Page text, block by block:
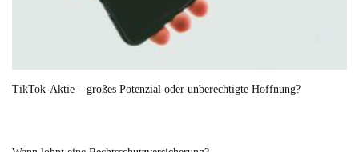
TikTok-Aktie – großes Potenzial oder unberechtigte Hoffnung?